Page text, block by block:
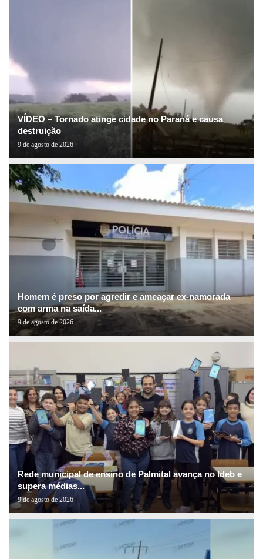
VÍDEO – Tornado atinge cidade no Paraná e causa
destruição
9 de agosto de 2026
Homem é preso por agredir e ameaçar ex-namorada
com arma na saída...
9 de agosto de 2026
Rede municipal de ensino de Palmital avança no Ideb e
supera médias...
9 de agosto de 2026